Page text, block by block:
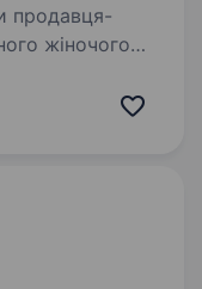
продавця-
жіночого
продажів);